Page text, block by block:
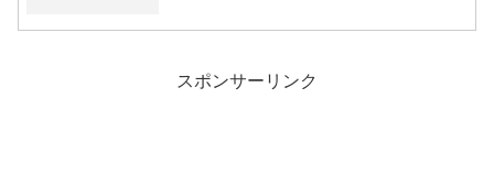
スポンサーリンク